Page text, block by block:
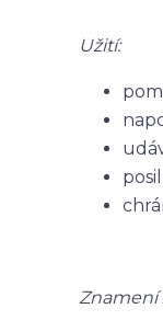
Užití:
Znamení